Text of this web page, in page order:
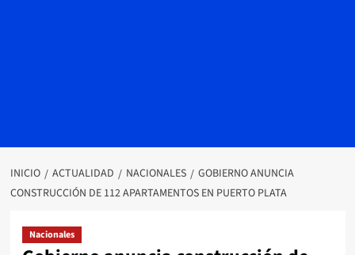
INICIO ACTUALIDAD NACIONALES
GOBIERNO ANUNCIA
CONSTRUCCIÓN DE 112 APARTAMENTOS EN PUERTO PLATA
Nacionales